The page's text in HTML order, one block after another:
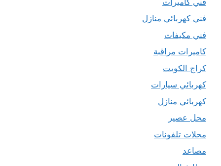
فني كهربائي منازل
فني مكيفات
كاميرات مراقبة
كراج الكويت
كهربائي سيارات
كهربائي منازل
محل عصير
محلات تلفونات
مصاعد